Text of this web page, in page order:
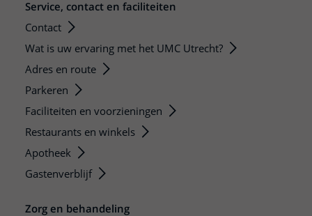
Service, contact en faciliteiten
Contact
Wat is uw ervaring met het UMC Utrecht?
Adres en route
Parkeren
Faciliteiten en voorzieningen
Restaurants en winkels
Apotheek
Gastenverblijf
Zorg en behandeling